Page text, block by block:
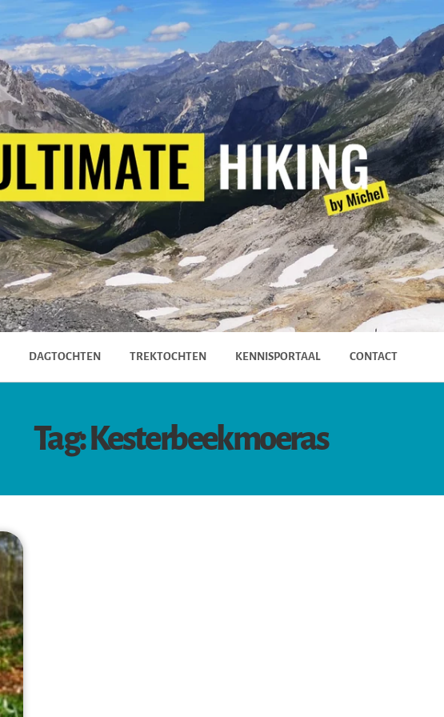
DAGTOCHTEN TREKTOCHTEN KENNISPORTAAL CONTACT
Tag: Kesterbeekmoeras